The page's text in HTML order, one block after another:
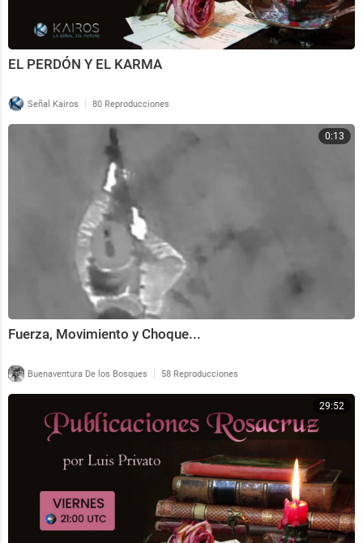
EL PERDÓN Y EL KARMA
Señal Kairos | 80 Reproducciones
0:13
Fuerza, Movimiento y Choque...
Buenaventura De los Bosques | 58 Reproducciones
29:52